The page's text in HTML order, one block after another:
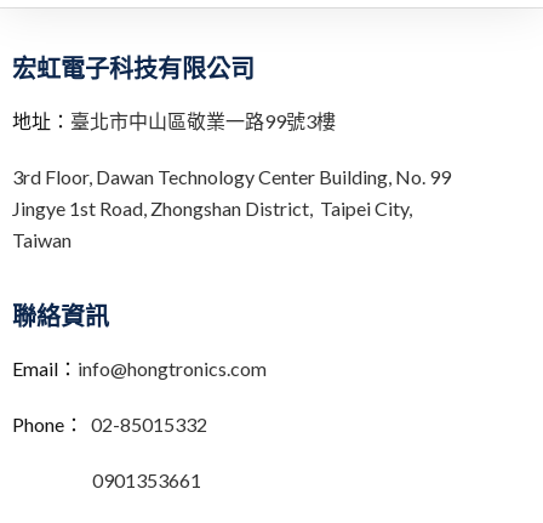
宏虹電子科技有限公司
地址： 臺北市中山區敬業一路99號3樓
3rd Floor, Dawan Technology Center Building, No. 99
Jingye 1st Road, Zhongshan District, Taipei City,
Taiwan
聯絡資訊
Email： info@hongtronics.com
Phone： 02-85015332
0901353661